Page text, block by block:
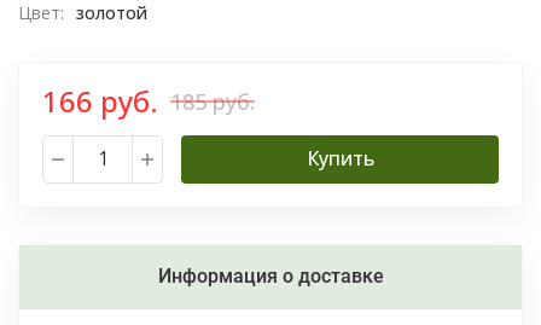
Цвет: золотой
166 руб. 185 руб.
Купить
Информация о доставке